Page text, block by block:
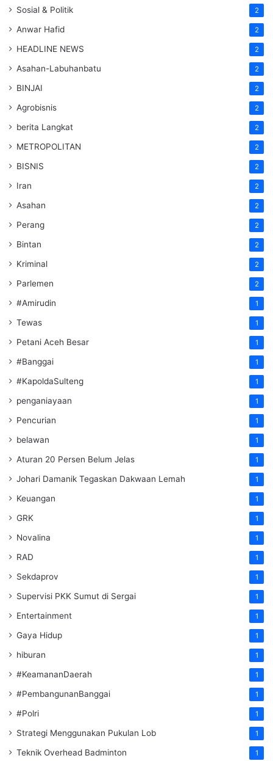
Sosial & Politik 2
Anwar Hafid 2
HEADLINE NEWS 2
Asahan-Labuhanbatu 2
BINJAI 2
Agrobisnis 2
berita Langkat 2
METROPOLITAN 2
BISNIS 2
Iran 2
Asahan 2
Perang 2
Bintan 2
Kriminal 2
Parlemen 2
#Amirudin 1
Tewas 1
Petani Aceh Besar 1
#Banggai 1
#KapoldaSulteng 1
penganiayaan 1
Pencurian 1
belawan 1
Aturan 20 Persen Belum Jelas 1
Johari Damanik Tegaskan Dakwaan Lemah 1
Keuangan 1
GRK 1
Novalina 1
RAD 1
Sekdaprov 1
Supervisi PKK Sumut di Sergai 1
Entertainment 1
Gaya Hidup 1
hiburan 1
#KeamananDaerah 1
#PembangunanBanggai 1
#Polri 1
Strategi Menggunakan Pukulan Lob 1
Teknik Overhead Badminton 1